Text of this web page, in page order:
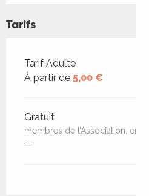
Tarifs
Tarifs 2026
Tarif Adulte
À partir de 5,00 €
Gratuit
membres de l’Association,
—